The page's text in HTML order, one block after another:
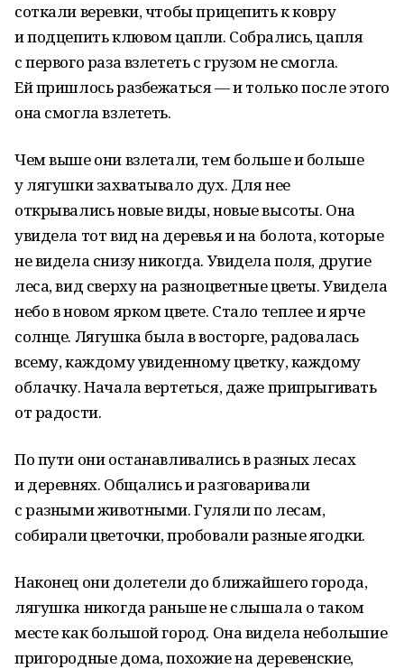
соткали веревки, чтобы прицепить к ковру
и подцепить клювом цапли. Собрались, цапля
с первого раза взлететь с грузом не смогла.
Ей пришлось разбежаться — и только после этого
она смогла взлететь.
Чем выше они взлетали, тем больше и больше
у лягушки захватывало дух. Для нее
открывались новые виды, новые высоты. Она
увидела тот вид на деревья и на болота, которые
не видела снизу никогда. Увидела поля, другие
леса, вид сверху на разноцветные цветы. Увидела
небо в новом ярком цвете. Стало теплее и ярче
солнце. Лягушка была в восторге, радовалась
всему, каждому увиденному цветку, каждому
облачку. Начала вертеться, даже припрыгивать
от радости.
По пути они останавливались в разных лесах
и деревнях. Общались и разговаривали
с разными животными. Гуляли по лесам,
собирали цветочки, пробовали разные ягодки.
Наконец они долетели до ближайшего города,
лягушка никогда раньше не слышала о таком
месте как большой город. Она видела небольшие
пригородные дома, похожие на деревенские,